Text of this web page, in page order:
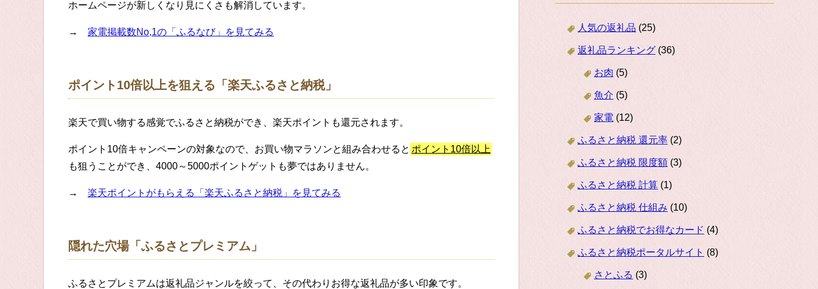
ホームページが新しくなり見にくさも解消しています。
→ 家電掲載数No,1の「ふるなび」を見てみる
ポイント10倍以上を狙える「楽天ふるさと納税」
楽天で買い物する感覚でふるさと納税ができ、楽天ポイントも還元されます。
ポイント10倍キャンペーンの対象なので、お買い物マラソンと組み合わせると ポイント10倍以上
も狙うことができ、4000～5000ポイントゲットも夢ではありません。
→ 楽天ポイントがもらえる「楽天ふるさと納税」を見てみる
隠れた穴場「ふるさとプレミアム」
ふるさとプレミアムは返礼品ジャンルを絞って、その代わりお得な返礼品が多い印象です。
人気の返礼品 (25)
返礼品ランキング (36)
お肉 (5)
魚介 (5)
家電 (12)
ふるさと納税 還元率 (2)
ふるさと納税 限度額 (3)
ふるさと納税 計算 (1)
ふるさと納税 仕組み (10)
ふるさと納税でお得なカード (4)
ふるさと納税ポータルサイト (8)
さとふる (3)